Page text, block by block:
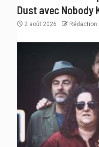
Dust avec Nobody
2 août 2026 Rédaction